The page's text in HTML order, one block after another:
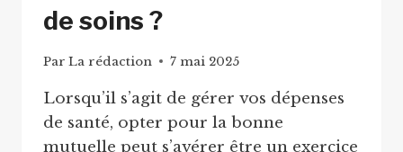
de soins ?
Par La rédaction 7 mai 2025
Lorsqu’il s’agit de gérer vos dépenses
de santé, opter pour la bonne
mutuelle peut s’avérer être un exercice